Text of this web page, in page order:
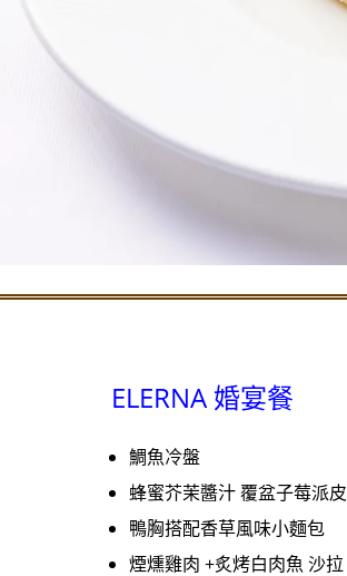
ELERNA 婚宴餐
鯛魚冷盤
蜂蜜芥茉醬汁 覆盆子莓派皮
鴨胸搭配香草風味小麵包
煙燻雞肉 +炙烤白肉魚 沙拉